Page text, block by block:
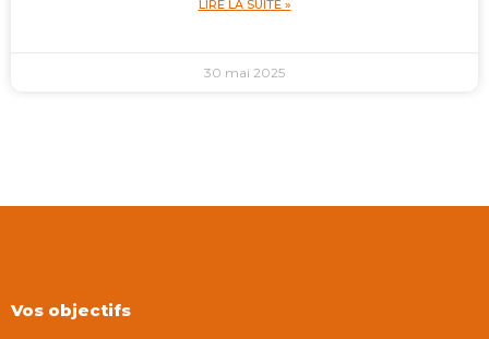
LIRE LA SUITE »
30 mai 2025
Vos objectifs